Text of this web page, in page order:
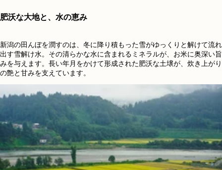
肥沃な大地と、水の恵み
新潟の田んぼを潤すのは、冬に降り積もった雪がゆっくりと解けて流れ
出す雪解け水。その清らかな水に含まれるミネラルが、お米に奥深い旨
みを与えます。長い年月をかけて形成された肥沃な土壌が、炊き上がり
の艶と甘みを支えています。